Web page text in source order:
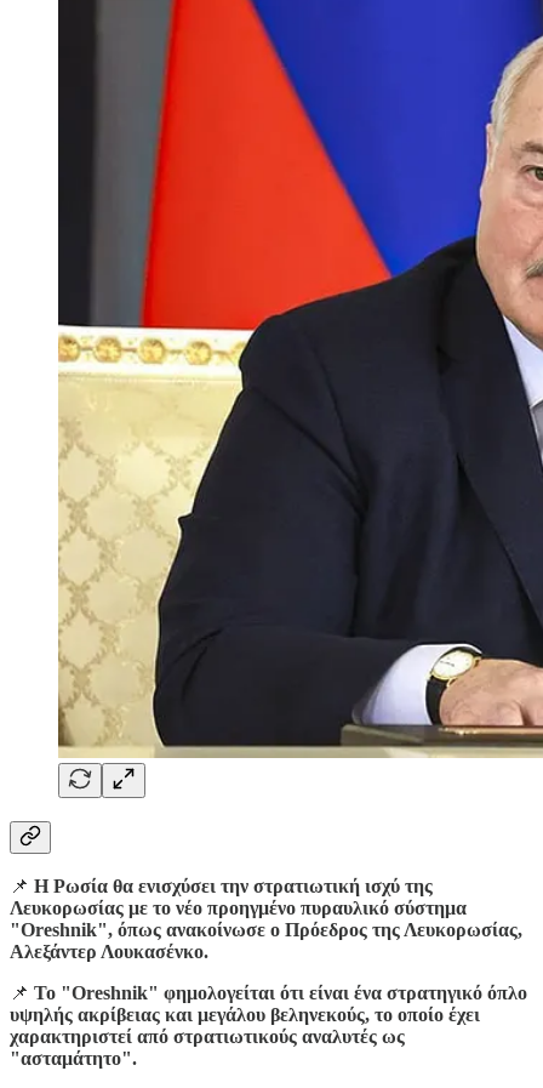
📌 Η Ρωσία θα ενισχύσει την στρατιωτική ισχύ της
Λευκορωσίας με το νέο προηγμένο πυραυλικό σύστημα
"Oreshnik", όπως ανακοίνωσε ο Πρόεδρος της Λευκορωσίας,
Αλεξάντερ Λουκασένκο.
📌 Το "Oreshnik" φημολογείται ότι είναι ένα στρατηγικό όπλο
υψηλής ακρίβειας και μεγάλου βεληνεκούς, το οποίο έχει
χαρακτηριστεί από στρατιωτικούς αναλυτές ως
"ασταμάτητο".